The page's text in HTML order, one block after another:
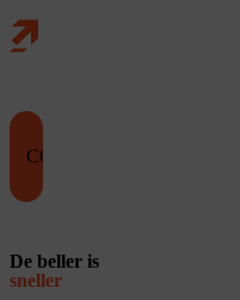
Skip naar main content
CONTACT
De beller is
sneller